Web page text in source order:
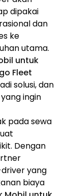
dipakai
dan
ke
utama.
untuk
Fleet
solusi, dan
ingin
pada sewa
Dengan
yang
biaya